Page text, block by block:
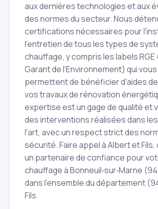
aux dernières technologies et aux
des normes du secteur. Nous
certifications nécessaires pour
l'entretien de tous les types de
chauffage, y compris les labels RGE
Garant de l'Environnement) qui vous
permettent de bénéficier d'aides
vos travaux de rénovation
expertise est un gage de qualité et
des interventions réalisées dans
l'art, avec un respect strict des
sécurité. Faire appel à Albert et
un partenaire de confiance pour
chauffage à Bonneuil‑sur‑Marne
dans l'ensemble du département
Fils